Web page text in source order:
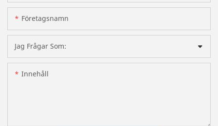
Företagsnamn
Jag Frågar Som:
Innehåll